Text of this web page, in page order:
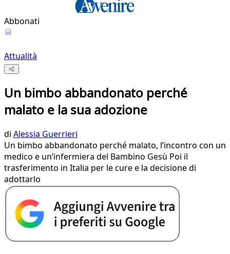
Abbonati
Attualità
Un bimbo abbandonato perché
malato e la sua adozione
di Alessia Guerrieri
Un bimbo abbandonato perché malato, l’incontro con un
medico e un’infermiera del Bambino Gesù Poi il
trasferimento in Italia per le cure e la decisione di
adottarlo